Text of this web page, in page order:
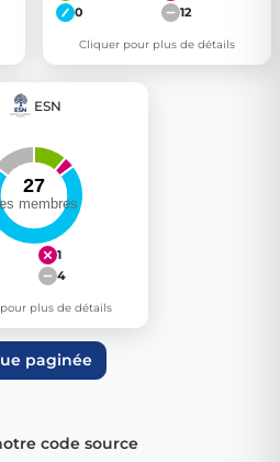
0
12
Cliquer pour plus de détails
ESN
1
4
plus de détails
paginée
code source